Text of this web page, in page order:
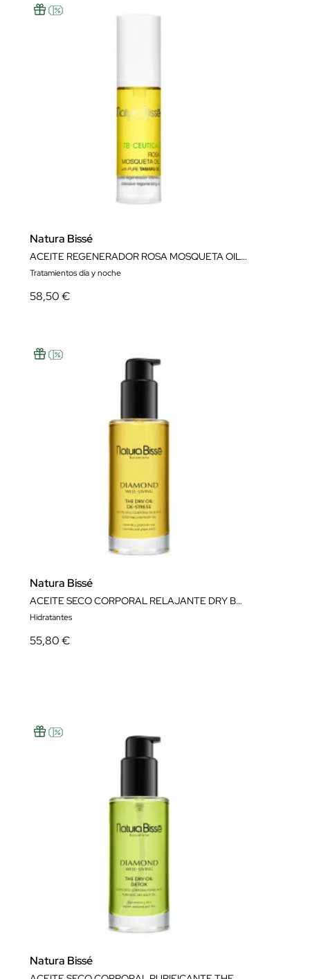
Natura Bissé
ACEITE REGENERADOR ROSA MOSQUETA OIL 30 ML NATURA BISSÉ
Tratamientos día y noche
58,50 €
Natura Bissé
ACEITE SECO CORPORAL RELAJANTE DRY BODY OIL DE STRESS 100 ML NATURA BISSÉ
Hidratantes
55,80 €
Natura Bissé